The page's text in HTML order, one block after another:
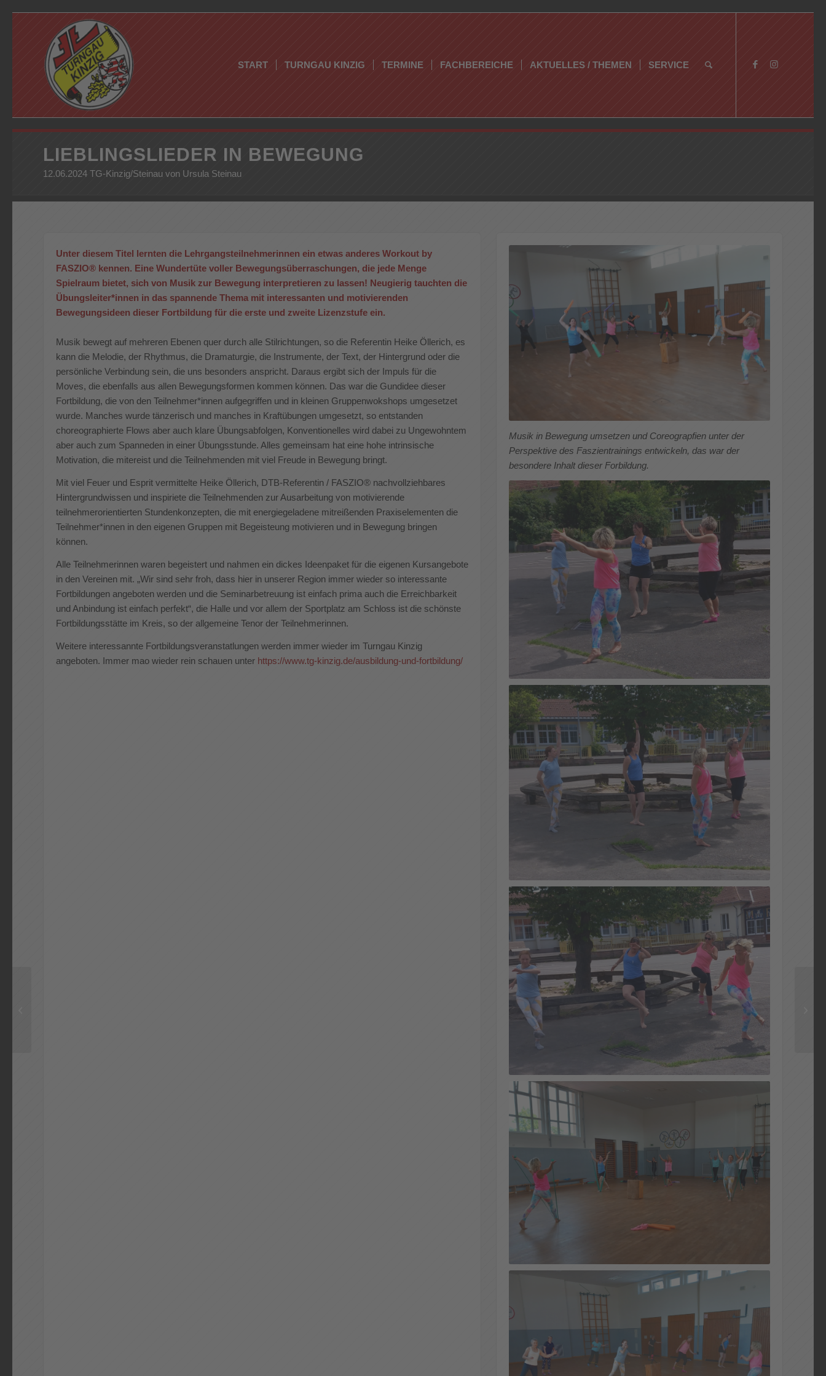
START TURNGAU KINZIG TERMINE FACHBEREICHE AKTUELLES / THEMEN SERVICE
LIEBLINGSLIEDER IN BEWEGUNG
12.06.2024 TG-Kinzig/Steinau von Ursula Steinau
Unter diesem Titel lernten die Lehrgangsteilnehmerinnen ein etwas anderes Workout by
FASZIO® kennen. Eine Wundertüte voller Bewegungsüberraschungen, die jede Menge
Spielraum bietet, sich von Musik zur Bewegung interpretieren zu lassen! Neugierig tauchten die
Übungsleiter*innen in das spannende Thema mit interessanten und motivierenden
Bewegungsideen dieser Fortbildung für die erste und zweite Lizenzstufe ein.
Musik bewegt auf mehreren Ebenen quer durch alle Stilrichtungen, so die Referentin Heike Öllerich, es
kann die Melodie, der Rhythmus, die Dramaturgie, die Instrumente, der Text, der Hintergrund oder die
persönliche Verbindung sein, die uns besonders anspricht. Daraus ergibt sich der Impuls für die
Moves, die ebenfalls aus allen Bewegungsformen kommen können. Das war die Gundidee dieser
Fortbildung, die von den Teilnehmer*innen aufgegriffen und in kleinen Gruppenwokshops umgesetzet
wurde. Manches wurde tänzerisch und manches in Kraftübungen umgesetzt, so entstanden
choreographierte Flows aber auch klare Übungsabfolgen, Konventionelles wird dabei zu Ungewohntem
aber auch zum Spanneden in einer Übungsstunde. Alles gemeinsam hat eine hohe intrinsische
Motivation, die mitereist und die Teilnehmenden mit viel Freude in Bewegung bringt.
Mit viel Feuer und Esprit vermittelte Heike Öllerich, DTB-Referentin / FASZIO® nachvollziehbares
Hintergrundwissen und inspiriete die Teilnehmenden zur Ausarbeitung von motivierende
teilnehmerorientierten Stundenkonzepten, die mit energiegeladene mitreißenden Praxiselementen die
Teilnehmer*innen in den eigenen Gruppen mit Begeisteung motivieren und in Bewegung bringen
können.
Alle Teilnehmerinnen waren begeistert und nahmen ein dickes Ideenpaket für die eigenen Kursangebote
in den Vereinen mit. „Wir sind sehr froh, dass hier in unserer Region immer wieder so interessante
Fortbildungen angeboten werden und die Seminarbetreuung ist einfach prima auch die Erreichbarkeit
und Anbindung ist einfach perfekt“, die Halle und vor allem der Sportplatz am Schloss ist die schönste
Fortbildungsstätte im Kreis, so der allgemeine Tenor der Teilnehmerinnen.
Weitere interessannte Fortbildungsveranstatlungen werden immer wieder im Turngau Kinzig
angeboten. Immer mao wieder rein schauen unter https://www.tg-kinzig.de/ausbildung-und-fortbildung/
Musik in Bewegung umsetzen und Coreograpfien unter der
Perspektive des Faszientrainings entwickeln, das war der
besondere Inhalt dieser Forbildung.